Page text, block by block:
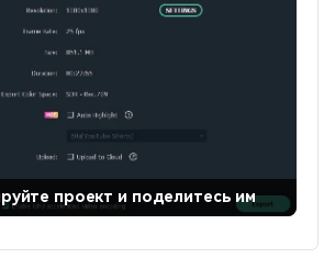
проект и поделитесь им